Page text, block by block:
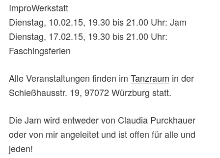
ImproWerkstatt
Dienstag, 10.02.15, 19.30 bis 21.00 Uhr: Jam
Dienstag, 17.02.15, 19.30 bis 21.00 Uhr:
Faschingsferien
Alle Veranstaltungen finden im Tanzraum in der
Schießhausstr. 19, 97072 Würzburg statt.
Die Jam wird entweder von Claudia Purckhauer
oder von mir angeleitet und ist offen für alle und
jeden!